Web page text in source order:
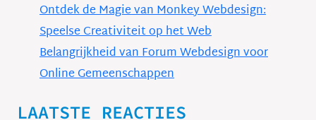
Ontdek de Magie van Monkey Webdesign:
Speelse Creativiteit op het Web
Belangrijkheid van Forum Webdesign voor
Online Gemeenschappen
LAATSTE REACTIES